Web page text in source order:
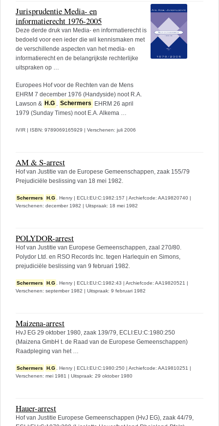
Jurisprudentie Media- en
informatierecht 1976-2005
Deze derde druk van Media- en informatierecht is
bedoeld voor een ieder die wil kennismaken met
de verschillende aspecten van het media- en
informatierecht en de belangrijkste rechterlijke
uitspraken op …
Europees Hof voor de Rechten van de Mens
EHRM 7 december 1976 (Handyside) noot R.A.
Lawson & H.G . Schermers EHRM 26 april
1979 (Sunday Times) noot E.A. Alkema …
IVIR | ISBN: 9789069165929 | Verschenen: juli 2006
AM & S-arrest
Hof van Justitie van de Europese Gemeenschappen, zaak 155/79
Prejudiciële beslissing van 18 mei 1982.
Schermers H.G . Henry | ECLI:EU:C:1982:157 | Archiefcode: AA19820740 |
Verschenen: december 1982 | Uitspraak: 18 mei 1982
POLYDOR-arrest
Hof van Justitie van Europese Gemeenschappen, zaal 270/80.
Polydor Ltd. en RSO Records Inc. tegen Harlequin en Simons,
prejudiciële beslissing van 9 februari 1982.
Schermers H.G . Henry | ECLI:EU:C:1982:43 | Archiefcode: AA19820521 |
Verschenen: september 1982 | Uitspraak: 9 februari 1982
Maizena-arrest
HvJ EG 29 oktober 1980, zaak 139/79, ECLI:EU:C:1980:250
(Maizena GmbH t. de Raad van de Europese Gemeenschappen)
Raadpleging van het …
Schermers H.G . Henry | ECLI:EU:C:1980:250 | Archiefcode: AA19810251 |
Verschenen: mei 1981 | Uitspraak: 29 oktober 1980
Hauer-arrest
Hof van Justitie Europese Gemeenschappen (HvJ EG), zaak 44/79,